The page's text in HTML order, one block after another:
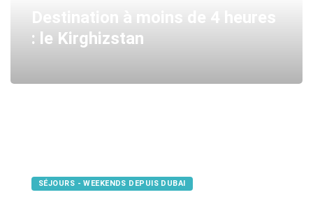
Destination à moins de 4 heures
: le Kirghizstan
SÉJOURS - WEEKENDS DEPUIS DUBAI